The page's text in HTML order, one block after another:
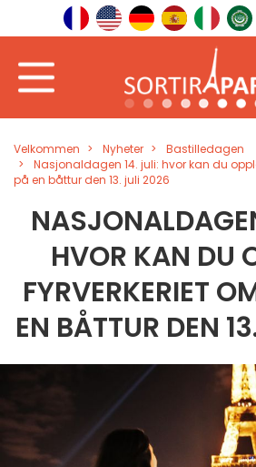
Velkommen Nyheter
Bastilledagen
Nasjonaldagen 14. juli: hvor kan du
på en båttur den 13. juli 2026
HVOR KAN DU
FYRVERKERIET
EN BÅTTUR DEN